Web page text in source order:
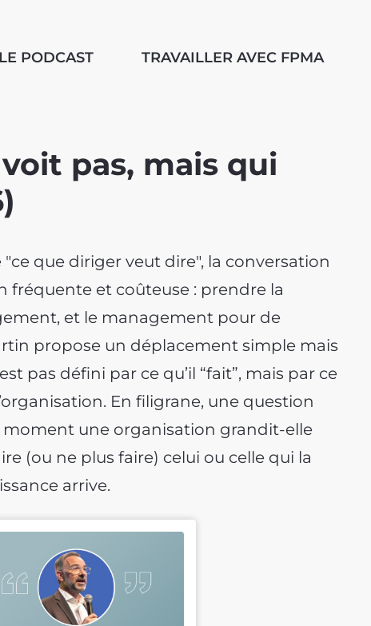
LE PODCAST TRAVAILLER AVEC FPMA
pas, mais qui
que diriger veut dire", la conversation
fréquente et coûteuse : prendre la
et le management pour de
propose un déplacement simple mais
pas défini par ce qu’il “fait”, mais par ce
En filigrane, une question
moment une organisation grandit-elle
(ou ne plus faire) celui ou celle qui la
arrive.